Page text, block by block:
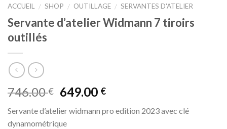
ACCUEIL / SHOP / OUTILLAGE / SERVANTES D'ATELIER
Servante d’atelier Widmann 7 tiroirs
outillés
746.00€ 649.00 €
Servante d’atelier widmann pro edition 2023 avec clé
dynamométrique